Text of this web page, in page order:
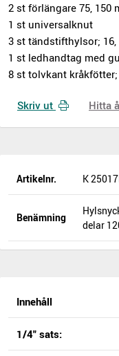
2 st förlängare 75, 150
1 st universalknut
3 st tändstifthylsor; 16,
1 st ledhandtag med
8 st tolvkant kråkfötter;
Skriv ut Hitta
Artikelnr. K
Benämning
delar
Innehåll
1/4" sats: